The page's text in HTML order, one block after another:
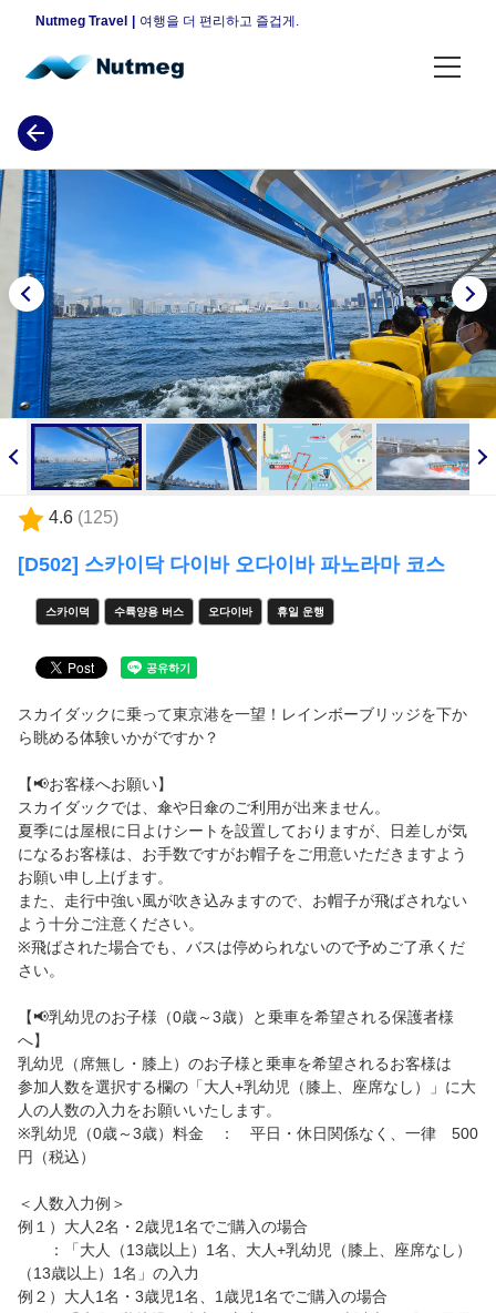
Nutmeg Travel 여행을 더 편리하고 즐겁게.
각종 플랜
평일 한정 플랜
야간 한정 플랜
매일 개최 플랜
지역으로 찾기
도쿄
안내
회사소개
회원 약관
개인 정보 보호 정책
공지사항
자주 묻는 질문
E-티켓 이용 방법
로그인/예약 확인
언어
日本語
English
简体中文
繁體中文
한국어
[D502] 스카이닥 다이바 오다이바 파노라마 코스
4.6 (125)
스카이덕 수륙양용 버스 오다이바 휴일 운행
スカイダックに乗って東京港を一望！レインボーブリッジを下か
ら眺める体験いかがですか？
【📢お客様へお願い】
スカイダックでは、傘や日傘のご利用が出来ません。
夏季には屋根に日よけシートを設置しておりますが、日差しが気
になるお客様は、お手数ですがお帽子をご用意いただきますよう
お願い申し上げます。
また、走行中強い風が吹き込みますので、お帽子が飛ばされない
よう十分ご注意ください。
※飛ばされた場合でも、バスは停められないので予めご了承くだ
さい。
【📢乳幼児のお子様（0歳～3歳）と乗車を希望される保護者様
へ】
乳幼児（席無し・膝上）のお子様と乗車を希望されるお客様は
参加人数を選択する欄の「大人+乳幼児（膝上、座席なし）」に大
人の人数の入力をお願いいたします。
※乳幼児（0歳～3歳）料金 ： 平日・休日関係なく、一律 500
円（税込）
＜人数入力例＞
例１）大人2名・2歳児1名でご購入の場合
：「大人（13歳以上）1名、大人+乳幼児（膝上、座席なし）
（13歳以上）1名」の入力
例２）大人1名・3歳児1名、1歳児1名でご購入の場合